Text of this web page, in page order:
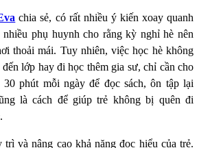
chia sẻ, có rất nhiều ý kiến xoay quanh
phụ huynh cho rằng kỳ nghỉ hè nên
thoải mái. Tuy nhiên, việc học hè không
lớp hay đi học thêm gia sư, chỉ cần cho
phút mỗi ngày để đọc sách, ôn tập lại
là cách để giúp trẻ không bị quên đi
và nâng cao khả năng đọc hiểu của trẻ.